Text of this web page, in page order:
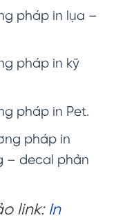
pháp in lụa –
pháp in kỹ
pháp in Pet.
pháp in
– decal phản
link: In